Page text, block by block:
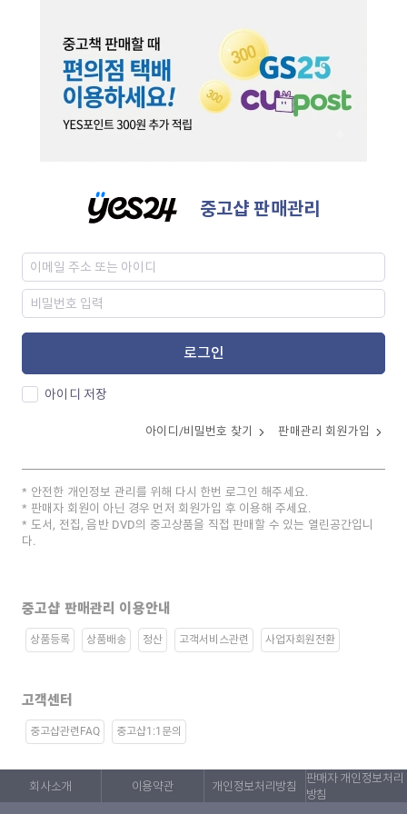
중고샵 판매관리
로그인
아이디 저장
아이디/비밀번호 찾기 판매관리 회원가입
안전한 개인정보 관리를 위해 다시 한번 로그인 해주세요.
판매자 회원이 아닌 경우 먼저 회원가입 후 이용해 주세요.
도서, 전집, 음반 DVD의 중고상품을 직접 판매할 수 있는 열린공간입니
다.
중고샵 판매관리 이용안내
상품등록 상품배송 정산 고객서비스관련 사업자회원전환
고객센터
중고샵관련FAQ 중고샵1:1문의
회사소개 이용약관 개인정보처리방침
판매자 개인정보처리
방침